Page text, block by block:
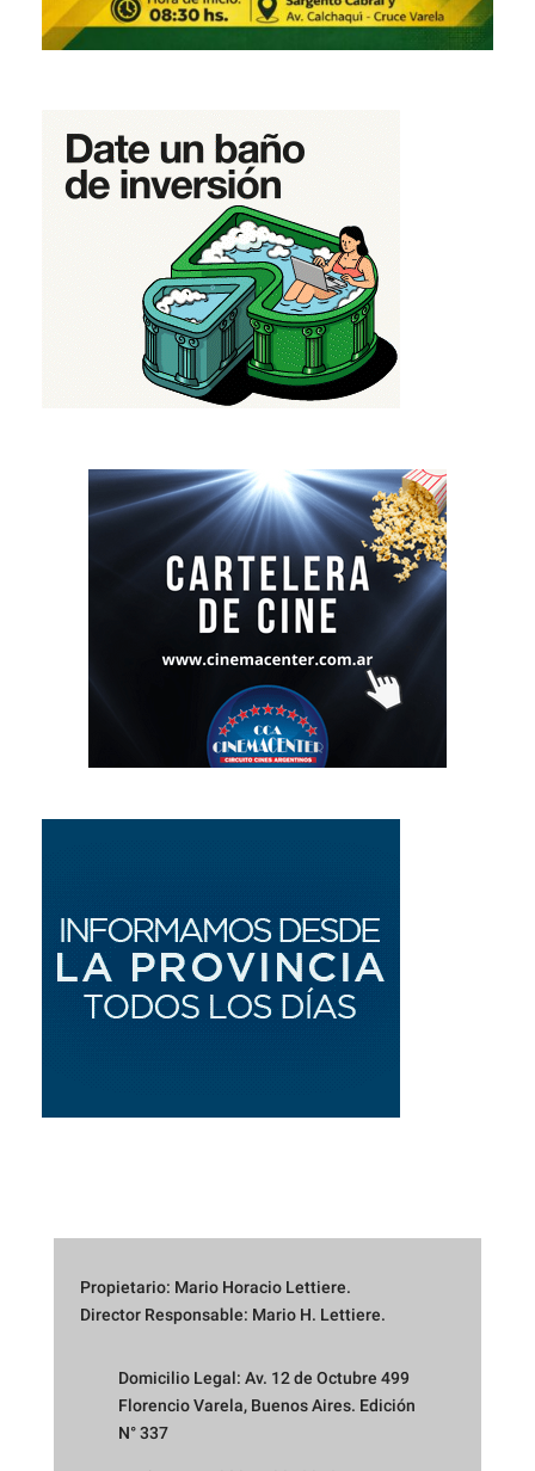
Propietario: Mario Horacio Lettiere.
Director Responsable: Mario H. Lettiere.
Domicilio Legal: Av. 12 de Octubre 499
Florencio Varela, Buenos Aires. Edición
N° 337